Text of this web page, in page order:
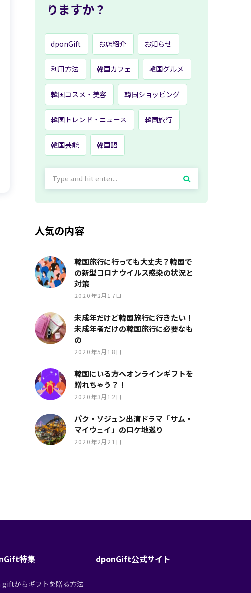
りますか？
dponGift お店紹介 お知らせ
利用方法 韓国カフェ 韓国グルメ
韓国コスメ・美容 韓国ショッピング
韓国トレンド・ニュース 韓国旅行
韓国芸能 韓国語
人気の内容
韓国旅行に行っても大丈夫？韓国で
の新型コロナウイルス感染の状況と
対策
2020年2月17日
未成年だけど韓国旅行に行きたい！
未成年者だけの韓国旅行に必要なも
の
2020年5月18日
韓国にいる方へオンラインギフトを
贈れちゃう？！
2020年3月12日
パク・ソジュン出演ドラマ「サム・
マイウェイ」のロケ地巡り
2020年2月21日
特集
からギフトを贈る方法
dponGift公式サイト